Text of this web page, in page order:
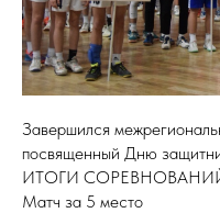
Завершился
посвященный Дню
ИТОГИ
Матч за 5 место